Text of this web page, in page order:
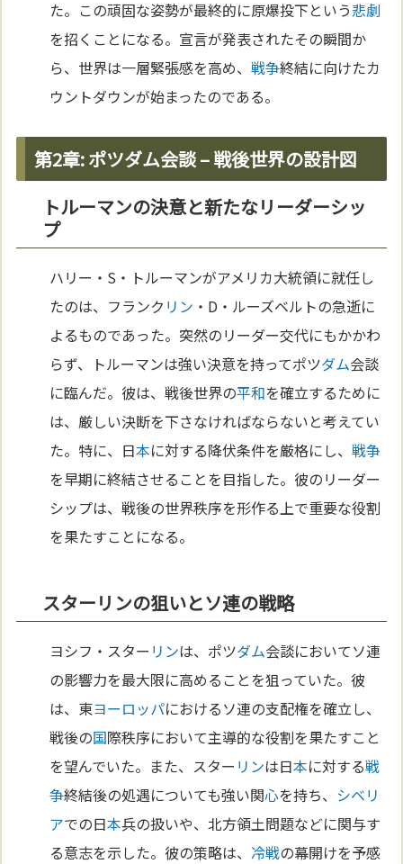
た。この頑固な姿勢が最終的に原爆投下という悲劇
を招くことになる。宣言が発表されたその瞬間か
ら、世界は一層緊張感を高め、戦争終結に向けたカ
ウントダウンが始まったのである。
第2章: ポツダム会談 – 戦後世界の設計図
トルーマンの決意と新たなリーダーシッ
プ
ハリー・S・トルーマンがアメリカ大統領に就任し
たのは、フランク リン ・D・ルーズベルトの急逝に
よるものであった。突然のリーダー交代にもかかわ
らず、トルーマンは強い決意を持ってポツダム会談
に臨んだ。彼は、戦後世界の平和を確立するために
は、厳しい決断を下さなければならないと考えてい
た。特に、日本に対する降伏条件を厳格にし、戦争
を早期に終結させることを目指した。彼のリーダー
シップは、戦後の世界秩序を形作る上で重要な役割
を果たすことになる。
スターリンの狙いとソ連の戦略
ヨシフ・スター リンは、ポツダム会談においてソ連
の影響力を最大限に高めることを狙っていた。彼
は、東ヨーロッパにおけるソ連の支配権を確立し、
戦後の国際秩序において主導的な役割を果たすこと
を望んでいた。また、スター リンは日本に対する戦
争終結後の処遇についても強い関心を持ち、 シベリ
アでの日本兵の扱いや、北方領土問題などに関与す
る意志を示した。彼の策略は、冷戦の幕開けを予感